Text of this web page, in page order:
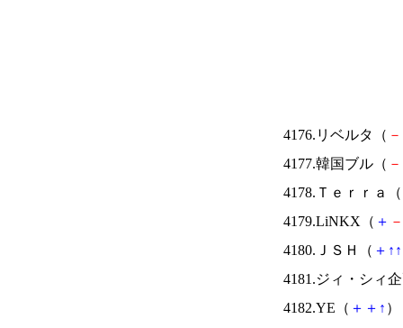
4176.リベルタ（ －
4177.韓国ブル（ －
4178.Ｔｅｒｒａ（
4179.LiNKX（ ＋ －
4180.ＪＳＨ（ ＋ ↑ ↑
4181.ジィ・シィ
4182.YE（ ＋ ＋ ↑ ）